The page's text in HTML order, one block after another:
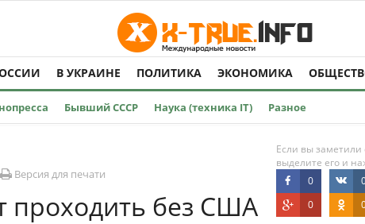
В УКРАИНЕ ПОЛИТИКА ЭКОНОМИКА
Бывший СССР Наука (техника IT) Разное
Версия для печати
проходить без США
Если вы заметили
выделите его и
0
0